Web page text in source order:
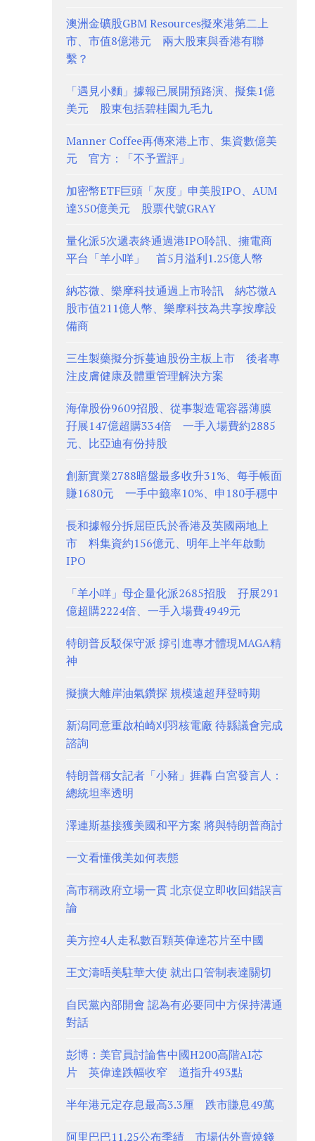
澳洲金礦股GBM Resources擬來港第二上
市、市值8億港元 兩大股東與香港有聯
繫？
「遇見小麵」據報已展開預路演、擬集1億
美元 股東包括碧桂園九毛九
Manner Coffee再傳來港上市、集資數億美
元 官方：「不予置評」
加密幣ETF巨頭「灰度」申美股IPO、AUM
達350億美元 股票代號GRAY
量化派5次遞表終通過港IPO聆訊、擁電商
平台「羊小咩」 首5月溢利1.25億人幣
納芯微、樂摩科技通過上市聆訊 納芯微A
股市值211億人幣、樂摩科技為共享按摩設
備商
三生製藥擬分拆蔓迪股份主板上市 後者專
注皮膚健康及體重管理解決方案
海偉股份9609招股、從事製造電容器薄膜
孖展147億超購334倍 一手入場費約2885
元、比亞迪有份持股
創新實業2788暗盤最多收升31%、每手帳面
賺1680元 一手中籤率10%、申180手穩中
長和據報分拆屈臣氏於香港及英國兩地上
市 料集資約156億元、明年上半年啟動
IPO
「羊小咩」母企量化派2685招股 孖展291
億超購2224倍、一手入場費4949元
特朗普反駁保守派 撐引進專才體現MAGA精
神
擬擴大離岸油氣鑽探 規模遠超拜登時期
新潟同意重啟柏崎刈羽核電廠 待縣議會完成
諮詢
特朗普稱女記者「小豬」捱轟 白宮發言人：
總統坦率透明
澤連斯基接獲美國和平方案 將與特朗普商討
一文看懂俄美如何表態
高市稱政府立場一貫 北京促立即收回錯誤言
論
美方控4人走私數百顆英偉達芯片至中國
王文濤晤美駐華大使 就出口管制表達關切
自民黨內部開會 認為有必要同中方保持溝通
對話
彭博：美官員討論售中國H200高階AI芯
片 英偉達跌幅收窄 道指升493點
半年港元定存息最高3.3厘 跌市賺息49萬
阿里巴巴11.25公布季績 市場估外賣燒錢